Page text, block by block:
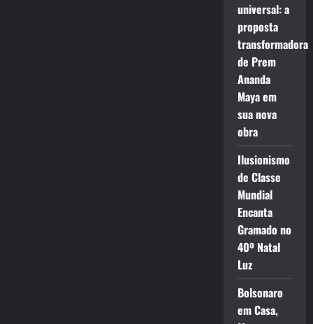
universal: a
proposta
transformadora
de Prem
Ananda
Maya em
sua nova
obra
Ilusionismo
de Classe
Mundial
Encanta
Gramado no
40º Natal
Luz
Bolsonaro
em Casa,